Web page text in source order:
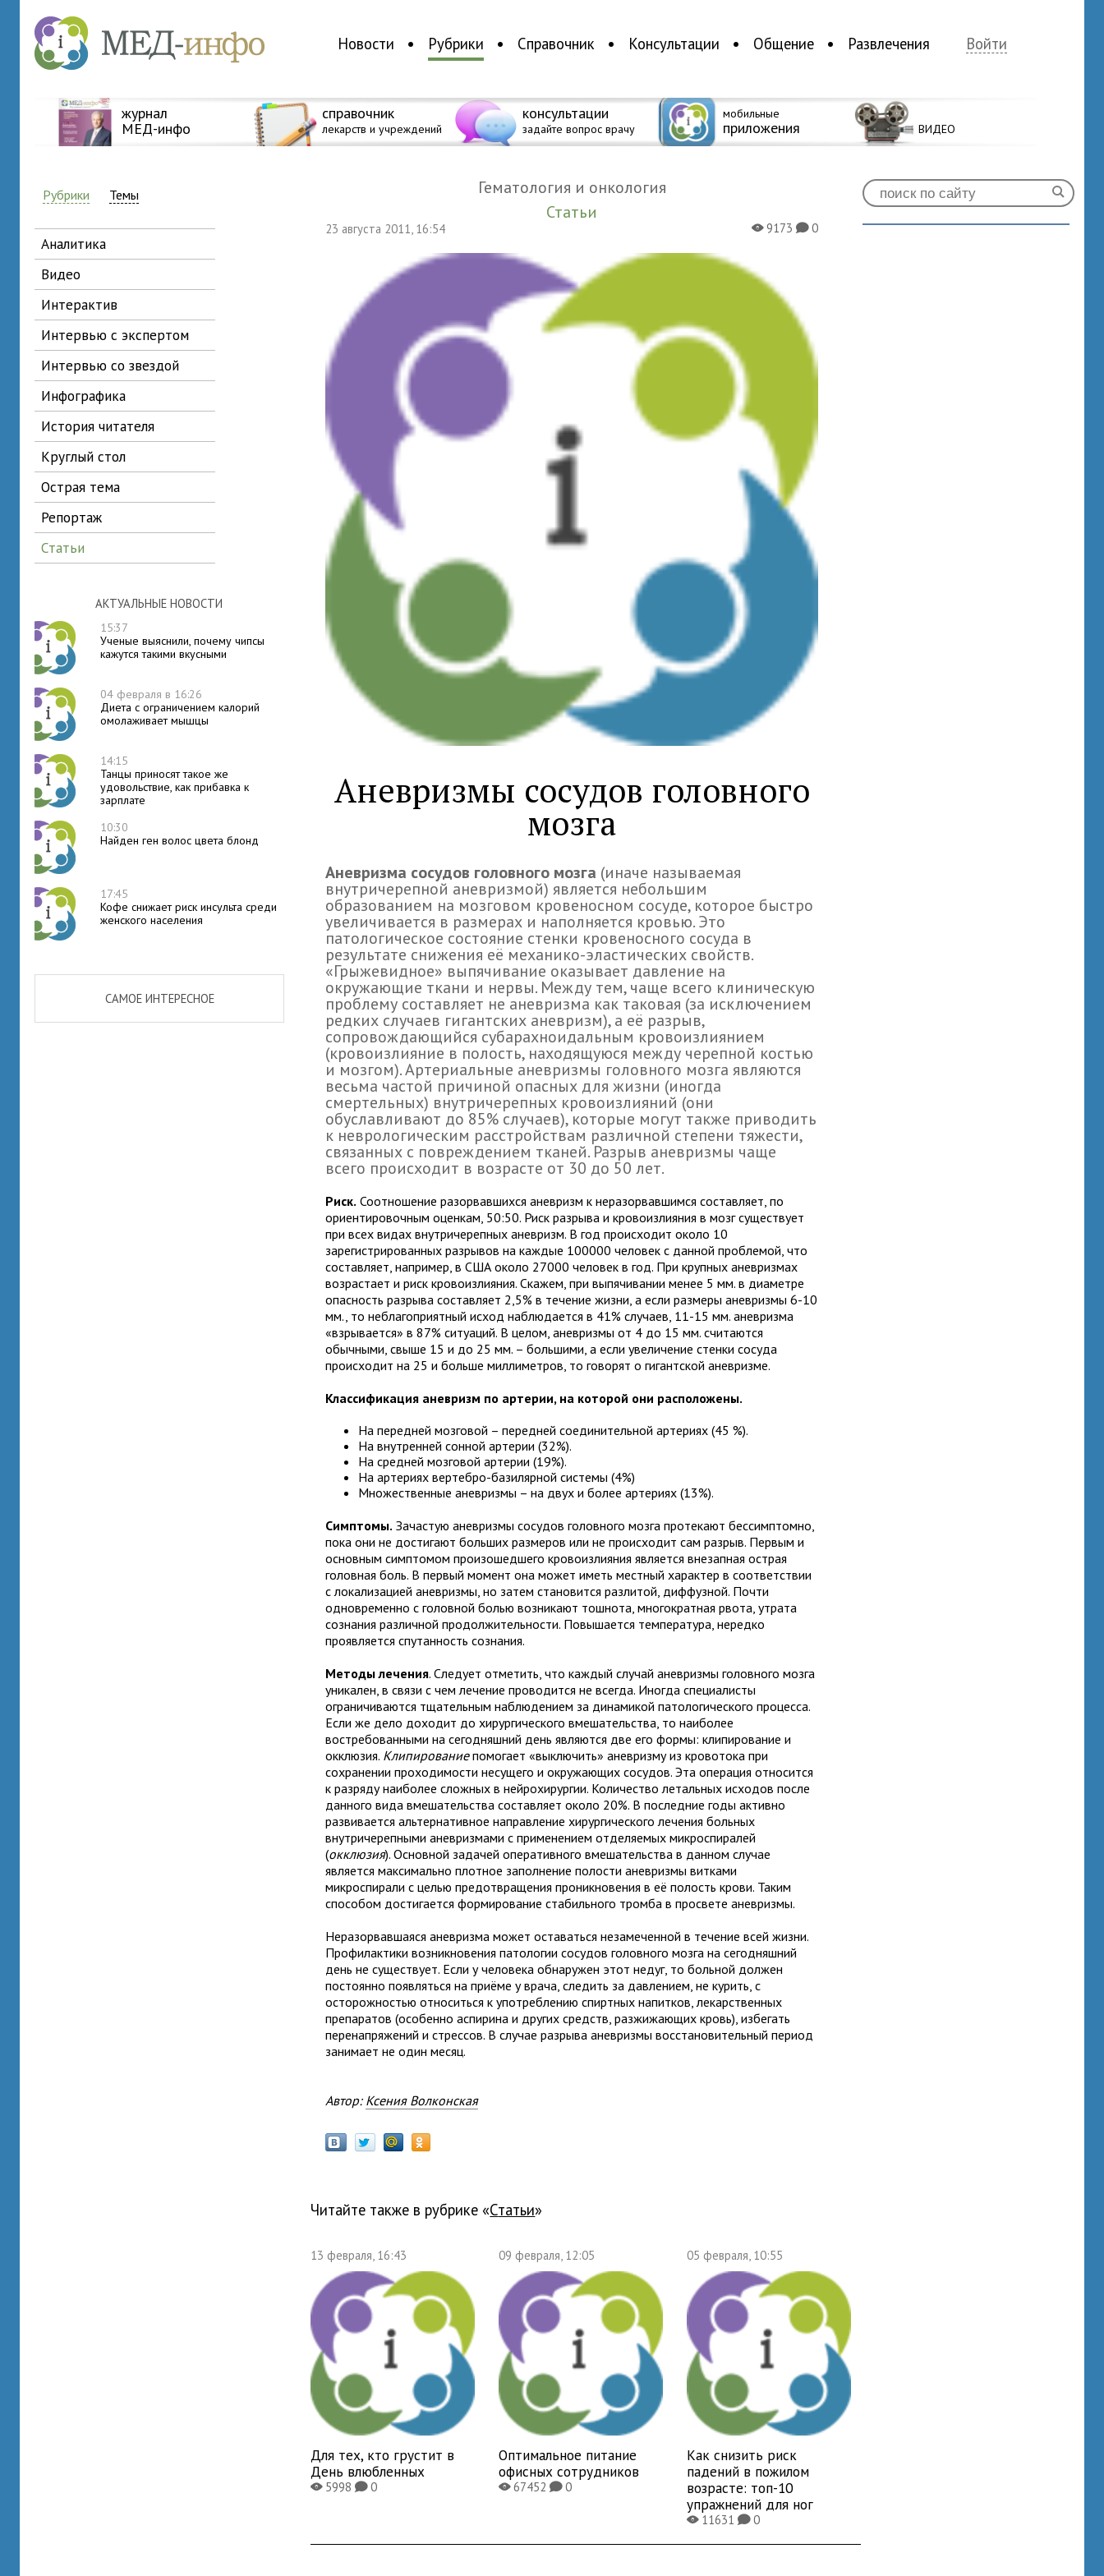
Новости Рубрики Справочник Консультации Общение Развлечения Войти
журнал
МЕД-инфо
справочник
лекарств и учреждений
консультации
задайте вопрос врачу
мобильные
приложения ВИДЕО
Рубрики Темы
аналитика
видео
интерактив
интервью с экспертом
интервью со звездой
инфографика
история читателя
круглый стол
острая тема
репортаж
статьи
АКТУАЛЬНЫЕ НОВОСТИ
15:37
Ученые выяснили, почему чипсы
кажутся такими вкусными
04 февраля в 16:26
Диета с ограничением калорий
омолаживает мышцы
14:15
Танцы приносят такое же
удовольствие, как прибавка к
зарплате
10:30
Найден ген волос цвета блонд
17:45
Кофе снижает риск инсульта среди
женского населения
САМОЕ ИНТЕРЕСНОЕ
Гематология и онкология
Статьи
23 августа 2011, 16:54 X9173K0
Аневризмы сосудов головного
мозга
Аневризма сосудов головного мозга (иначе называемая
внутричерепной аневризмой) является небольшим
образованием на мозговом кровеносном сосуде, которое быстро
увеличивается в размерах и наполняется кровью. Это
патологическое состояние стенки кровеносного сосуда в
результате снижения её механико-эластических свойств.
«Грыжевидное» выпячивание оказывает давление на
окружающие ткани и нервы. Между тем, чаще всего клиническую
проблему составляет не аневризма как таковая (за исключением
редких случаев гигантских аневризм), а её разрыв,
сопровождающийся субарахноидальным кровоизлиянием
(кровоизлияние в полость, находящуюся между черепной костью
и мозгом). Артериальные аневризмы головного мозга являются
весьма частой причиной опасных для жизни (иногда
смертельных) внутричерепных кровоизлияний (они
обуславливают до 85% случаев), которые могут также приводить
к неврологическим расстройствам различной степени тяжести,
связанных с повреждением тканей. Разрыв аневризмы чаще
всего происходит в возрасте от 30 до 50 лет.
Риск. Соотношение разорвавшихся аневризм к неразорвавшимся составляет, по
ориентировочным оценкам, 50:50. Риск разрыва и кровоизлияния в мозг существует
при всех видах внутричерепных аневризм. В год происходит около 10
зарегистрированных разрывов на каждые 100000 человек с данной проблемой, что
составляет, например, в США около 27000 человек в год. При крупных аневризмах
возрастает и риск кровоизлияния. Скажем, при выпячивании менее 5 мм. в диаметре
опасность разрыва составляет 2,5% в течение жизни, а если размеры аневризмы 6-10
мм., то неблагоприятный исход наблюдается в 41% случаев, 11-15 мм. аневризма
«взрывается» в 87% ситуаций. В целом, аневризмы от 4 до 15 мм. считаются
обычными, свыше 15 и до 25 мм. – большими, а если увеличение стенки сосуда
происходит на 25 и больше миллиметров, то говорят о гигантской аневризме.
Классификация аневризм по артерии, на которой они расположены.
На передней мозговой – передней соединительной артериях (45 %).
На внутренней сонной артерии (32%).
На средней мозговой артерии (19%).
На артериях вертебро-базилярной системы (4%)
Множественные аневризмы – на двух и более артериях (13%).
Симптомы. Зачастую аневризмы сосудов головного мозга протекают бессимптомно,
пока они не достигают больших размеров или не происходит сам разрыв. Первым и
основным симптомом произошедшего кровоизлияния является внезапная острая
головная боль. В первый момент она может иметь местный характер в соответствии
с локализацией аневризмы, но затем становится разлитой, диффузной. Почти
одновременно с головной болью возникают тошнота, многократная рвота, утрата
сознания различной продолжительности. Повышается температура, нередко
проявляется спутанность сознания.
Методы лечения. Следует отметить, что каждый случай аневризмы головного мозга
уникален, в связи с чем лечение проводится не всегда. Иногда специалисты
ограничиваются тщательным наблюдением за динамикой патологического процесса.
Если же дело доходит до хирургического вмешательства, то наиболее
востребованными на сегодняшний день являются две его формы: клипирование и
окклюзия. Клипированиепомогает «выключить» аневризму из кровотока при
сохранении проходимости несущего и окружающих сосудов. Эта операция относится
к разряду наиболее сложных в нейрохирургии. Количество летальных исходов после
данного вида вмешательства составляет около 20%. В последние годы активно
развивается альтернативное направление хирургического лечения больных
внутричерепными аневризмами с применением отделяемых микроспиралей
(окклюзия). Основной задачей оперативного вмешательства в данном случае
является максимально плотное заполнение полости аневризмы витками
микроспирали с целью предотвращения проникновения в её полость крови. Таким
способом достигается формирование стабильного тромба в просвете аневризмы.
Неразорвавшаяся аневризма может оставаться незамеченной в течение всей жизни.
Профилактики возникновения патологии сосудов головного мозга на сегодняшний
день не существует. Если у человека обнаружен этот недуг, то больной должен
постоянно появляться на приёме у врача, следить за давлением, не курить, с
осторожностью относиться к употреблению спиртных напитков, лекарственных
препаратов (особенно аспирина и других средств, разжижающих кровь), избегать
перенапряжений и стрессов. В случае разрыва аневризмы восстановительный период
занимает не один месяц.
Автор: Ксения Волконская
Читайте также в рубрике « Статьи»
13 февраля, 16:43
Для тех, кто грустит в
День влюбленных
X5998K0
09 февраля, 12:05
Оптимальное питание
офисных сотрудников
X67452K0
05 февраля, 10:55
Как снизить риск
падений в пожилом
возрасте: топ-10
упражнений для ног
X11631K0